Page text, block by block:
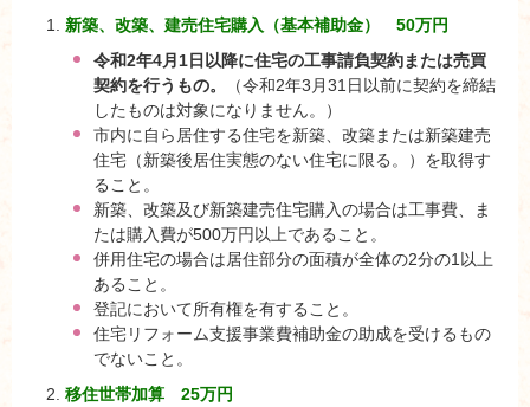
新築、改築、建売住宅購入（基本補助金） 50万円
令和2年4月1日以降に住宅の工事請負契約または売買
契約を行うもの。
（令和2年3月31日以前に契約を締結
したものは対象になりません。）
市内に自ら居住する住宅を新築、改築または新築建売
住宅（新築後居住実態のない住宅に限る。）を取得す
ること。
新築、改築及び新築建売住宅購入の場合は工事費、ま
たは購入費が500万円以上であること。
併用住宅の場合は居住部分の面積が全体の2分の1以上
あること。
登記において所有権を有すること。
住宅リフォーム支援事業費補助金の助成を受けるもの
でないこと。
移住世帯加算 25万円